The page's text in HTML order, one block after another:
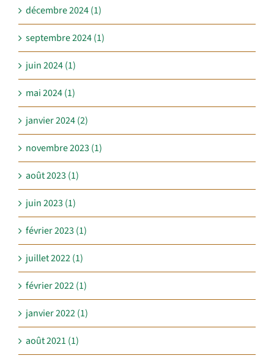
décembre 2024 (1)
septembre 2024 (1)
juin 2024 (1)
mai 2024 (1)
janvier 2024 (2)
novembre 2023 (1)
août 2023 (1)
juin 2023 (1)
février 2023 (1)
juillet 2022 (1)
février 2022 (1)
janvier 2022 (1)
août 2021 (1)